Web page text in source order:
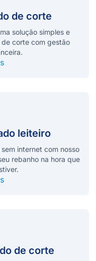
de corte
solução simples e
corte com gestão
leiteiro
internet com nosso
rebanho na hora que
de corte